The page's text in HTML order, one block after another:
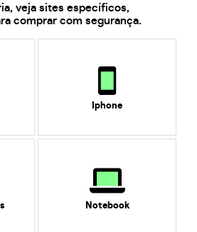
veja sites específicos,
comprar com segurança.
Iphone
Notebook